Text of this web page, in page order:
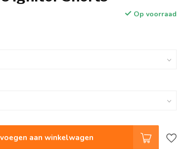
Op voorraad
aan winkelwagen